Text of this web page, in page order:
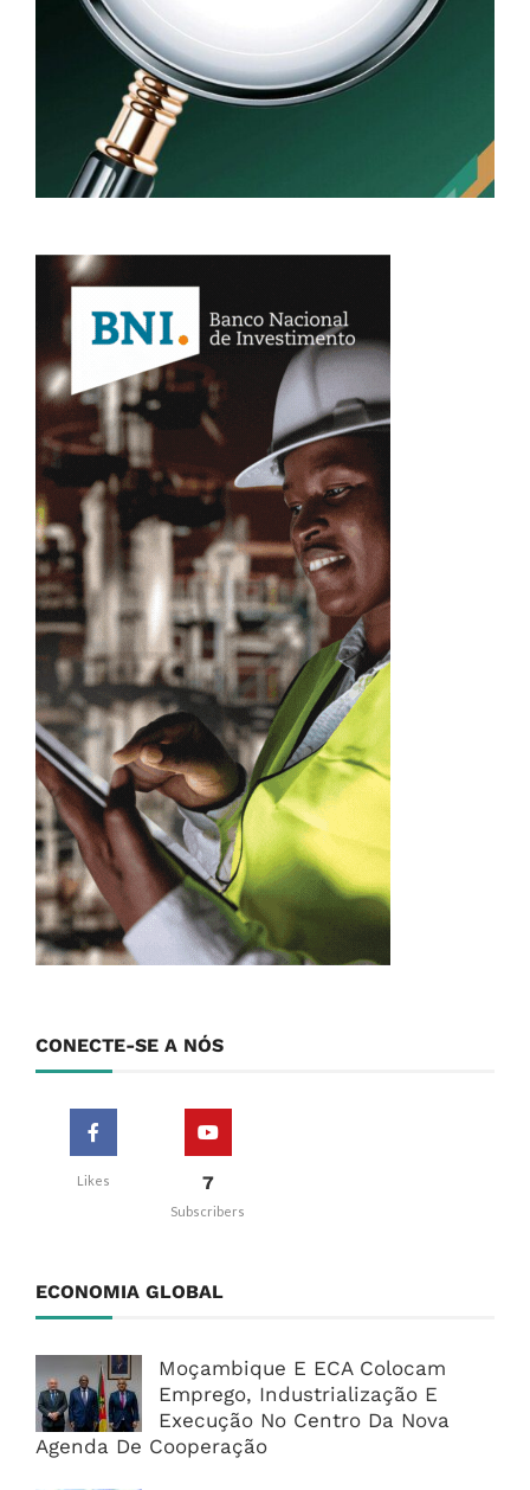
CONECTE-SE A NÓS
Likes 7
Subscribers
ECONOMIA GLOBAL
Moçambique E ECA Colocam
Emprego, Industrialização E
Execução No Centro Da Nova
Agenda De Cooperação